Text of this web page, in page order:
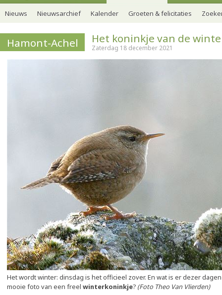
Nieuws Nieuwsarchief Kalender Groeten & felicitaties
Hamont-Achel Het koninkje van de
Zaterdag 18 december 2021
Het wordt winter: dinsdag is het officieel zover. En wat is er dezer
mooie foto van een freel winterkoninkje? (Foto Theo Van Vlierden)